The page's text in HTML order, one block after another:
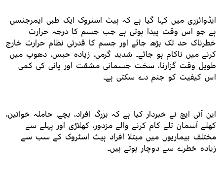
ایڈوائزری میں کہا گیا ہے کہ ہیٹ اسٹروک ایک طبی ایمرجنسی
ہے جو اس وقت پیدا ہوتی ہے جب جسم کا درجہ حرارت
خطرناک حد تک بڑھ جائے اور جسم کا قدرتی نظام حرارت خارج
کرنے میں ناکام ہو جائے۔ شدید گرمی، زیادہ حبس، دھوپ میں
طویل وقت گزارنا، سخت جسمانی مشقت اور پانی کی کمی
اس کیفیت کو جنم دے سکتی ہے۔
این آئی ایچ نے خبردار کیا ہے کہ بزرگ افراد، بچے، حاملہ خواتین،
کھلے آسمان تلے کام کرنے والے مزدور، کھلاڑی اور پہلے سے
مختلف بیماریوں میں مبتلا افراد ہیٹ اسٹروک کے سب سے
زیادہ خطرے سے دوچار ہوتے ہیں۔